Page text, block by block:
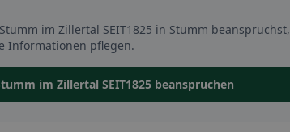
im Zillertal SEIT1825 in Stumm beanspruchst,
Informationen pflegen.
im Zillertal SEIT1825 beanspruchen